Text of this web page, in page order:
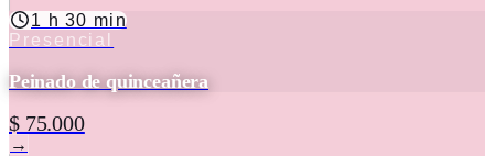
1 h 30 min
Presencial
Peinado de quinceañera
$ 75.000
→